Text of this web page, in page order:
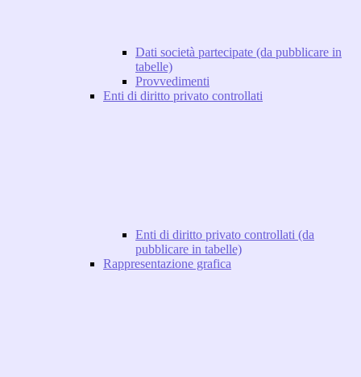
Dati società partecipate (da pubblicare in
tabelle)
Provvedimenti
Enti di diritto privato controllati
Enti di diritto privato controllati (da
pubblicare in tabelle)
Rappresentazione grafica